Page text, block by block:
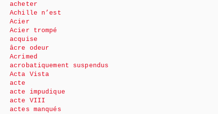
acheter
Achille n’est
Acier
Acier trompé
acquise
âcre odeur
Acrimed
acrobatiquement suspendus
Acta Vista
acte
acte impudique
acte VIII
actes manqués